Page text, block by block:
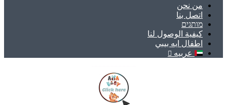
ﻣﻦ ﻧﺤﻦ
اتصل بنا
מותגים
كيفية الوصول لنا
اطفال ايه بيبي
عربيه